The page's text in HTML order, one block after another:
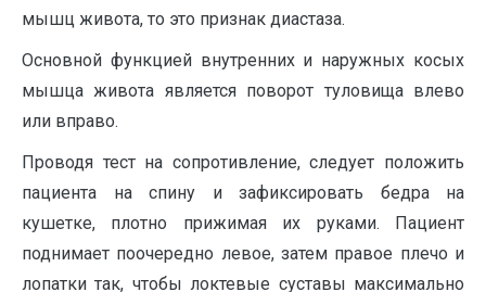
мышц живота, то это признак диастаза.
Основной функцией внутренних и наружных косых
мышца живота является поворот туловища влево
или вправо.
Проводя тест на сопротивление, следует положить
пациента на спину и зафиксировать бедра на
кушетке, плотно прижимая их руками. Пациент
поднимает поочередно левое, затем правое плечо и
лопатки так, чтобы локтевые суставы максимально